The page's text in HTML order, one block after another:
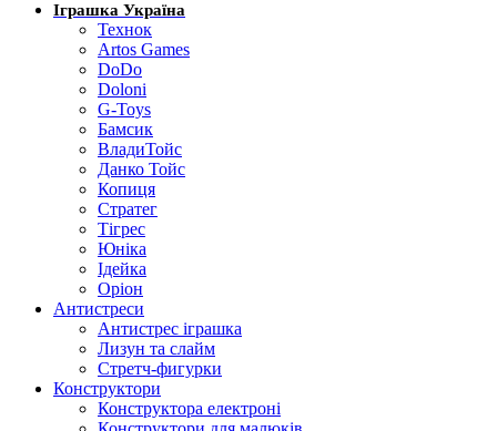
Іграшка Україна
Технок
Artos Games
DoDo
Doloni
G-Toys
Бамсик
ВладиТойс
Данко Тойс
Копиця
Стратег
Тігрес
Юніка
Ідейка
Оріон
Антистреси
Антистрес іграшка
Лизун та слайм
Стретч-фигурки
Конструктори
Конструктора електроні